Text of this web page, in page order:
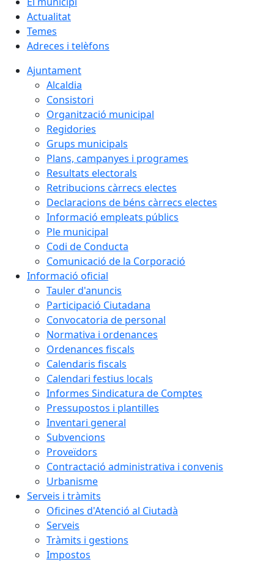
Actualitat
Temes
Adreces i telèfons
Ajuntament
Alcaldia
Consistori
Organització municipal
Regidories
Grups municipals
Plans, campanyes i programes
Resultats electorals
Retribucions càrrecs electes
Declaracions de béns càrrecs electes
Informació empleats públics
Ple municipal
Codi de Conducta
Comunicació de la Corporació
Informació oficial
Tauler d'anuncis
Participació Ciutadana
Convocatoria de personal
Normativa i ordenances
Ordenances fiscals
Calendaris fiscals
Calendari festius locals
Informes Sindicatura de Comptes
Pressupostos i plantilles
Inventari general
Subvencions
Proveïdors
Contractació administrativa i convenis
Urbanisme
Serveis i tràmits
Oficines d'Atenció al Ciutadà
Serveis
Tràmits i gestions
Impostos